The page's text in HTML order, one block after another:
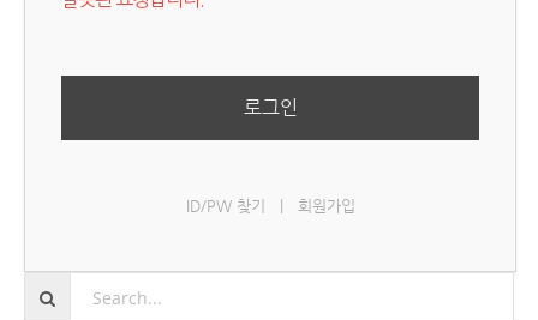
로그인
ID/PW 찾기 회원가입